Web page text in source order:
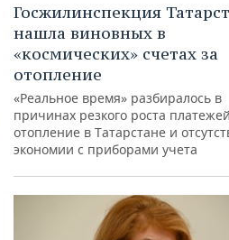
Госжилинспекция
нашла виновных в
«космических» счетах за
отопление
«Реальное время» разбиралось в
причинах резкого роста
отопление в Татарстане и
экономии с приборами учета